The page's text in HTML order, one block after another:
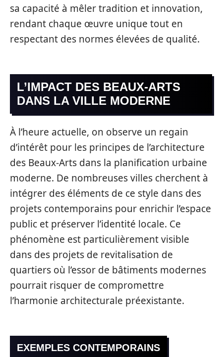
sa capacité à mêler tradition et innovation,
rendant chaque œuvre unique tout en
respectant des normes élevées de qualité.
L’IMPACT DES BEAUX-ARTS
DANS LA VILLE MODERNE
À l’heure actuelle, on observe un regain
d’intérêt pour les principes de l’architecture
des Beaux-Arts dans la planification urbaine
moderne. De nombreuses villes cherchent à
intégrer des éléments de ce style dans des
projets contemporains pour enrichir l’espace
public et préserver l’identité locale. Ce
phénomène est particulièrement visible
dans des projets de revitalisation de
quartiers où l’essor de bâtiments modernes
pourrait risquer de compromettre
l’harmonie architecturale préexistante.
EXEMPLES CONTEMPORAINS